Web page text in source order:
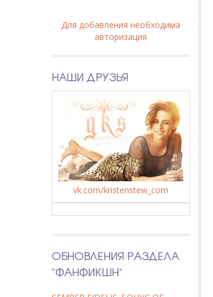
Для добавления необходима
авторизация
НАШИ ДРУЗЬЯ
vk.com/kristenstew_com
ОБНОВЛЕНИЯ РАЗДЕЛА
"ФАНФИКШН"